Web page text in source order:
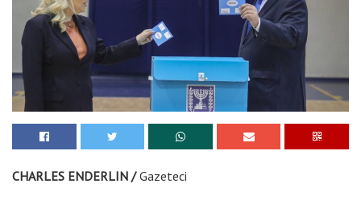
CHARLES ENDERLIN /Gazeteci